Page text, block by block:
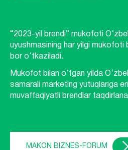
“2023-yil brendi” mukofoti
uyushmasining har yilgi mukofoti
bor o‘tkaziladi.
Mukofot bilan o‘tgan yilda
samarali marketing yutuqlariga
muvaffaqiyatli brendlar
MAKON BIZNES-FORUM